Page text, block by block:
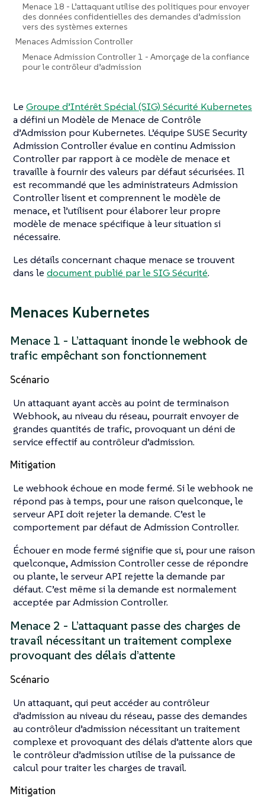
Menace 18 - L’attaquant utilise des politiques pour envoyer
des données confidentielles des demandes d’admission
vers des systèmes externes
Menaces Admission Controller
Menace Admission Controller 1 - Amorçage de la confiance
pour le contrôleur d’admission
Le Groupe d’Intérêt Spécial (SIG) Sécurité Kubernetes
a défini un Modèle de Menace de Contrôle
d’Admission pour Kubernetes. L’équipe SUSE Security
Admission Controller évalue en continu Admission
Controller par rapport à ce modèle de menace et
travaille à fournir des valeurs par défaut sécurisées. Il
est recommandé que les administrateurs Admission
Controller lisent et comprennent le modèle de
menace, et l’utilisent pour élaborer leur propre
modèle de menace spécifique à leur situation si
nécessaire.
Les détails concernant chaque menace se trouvent
dans le document publié par le SIG Sécurité.
Menaces Kubernetes
Menace 1 - L’attaquant inonde le webhook de
trafic empêchant son fonctionnement
Scénario
Un attaquant ayant accès au point de terminaison
Webhook, au niveau du réseau, pourrait envoyer de
grandes quantités de trafic, provoquant un déni de
service effectif au contrôleur d’admission.
Mitigation
Le webhook échoue en mode fermé. Si le webhook ne
répond pas à temps, pour une raison quelconque, le
serveur API doit rejeter la demande. C’est le
comportement par défaut de Admission Controller.
Échouer en mode fermé signifie que si, pour une raison
quelconque, Admission Controller cesse de répondre
ou plante, le serveur API rejette la demande par
défaut. C’est même si la demande est normalement
acceptée par Admission Controller.
Menace 2 - L’attaquant passe des charges de
travail nécessitant un traitement complexe
provoquant des délais d’attente
Scénario
Un attaquant, qui peut accéder au contrôleur
d’admission au niveau du réseau, passe des demandes
au contrôleur d’admission nécessitant un traitement
complexe et provoquant des délais d’attente alors que
le contrôleur d’admission utilise de la puissance de
calcul pour traiter les charges de travail.
Mitigation